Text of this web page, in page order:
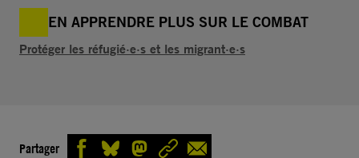
EN APPRENDRE PLUS SUR LE COMBAT
Protéger les réfugié·e·s et les migrant·e·s
Partager